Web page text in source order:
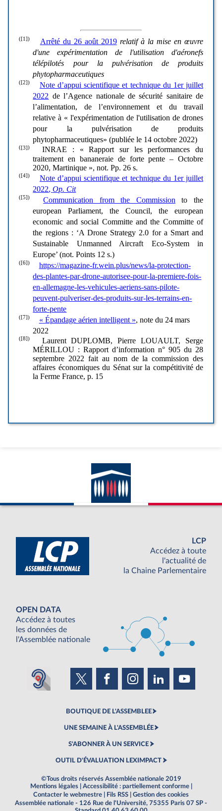
LCP
Accédez à toute
l'actualité de
la Chaine Parlementaire
OPEN DATA
Accédez à toutes
les données de
l'Assemblée nationale
BOUTIQUE DE L'ASSEMBLEE
UNE SEMAINE À L'ASSEMBLÉE
S'ABONNER À UN SERVICE
OUTIL D'ÉVALUATION LEXIMPACT
©Tous droits réservés Assemblée nationale 2019
Mentions légales
Accessibilité : partiellement conforme
Contacter le webmestre
Fils RSS
Gestion des cookies
Assemblée nationale - 126 Rue de l'Université, 75355 Paris 07 SP -